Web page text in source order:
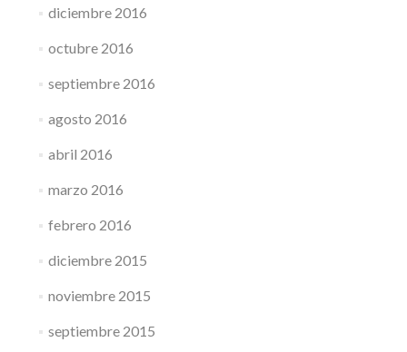
diciembre 2016
octubre 2016
septiembre 2016
agosto 2016
abril 2016
marzo 2016
febrero 2016
diciembre 2015
noviembre 2015
septiembre 2015